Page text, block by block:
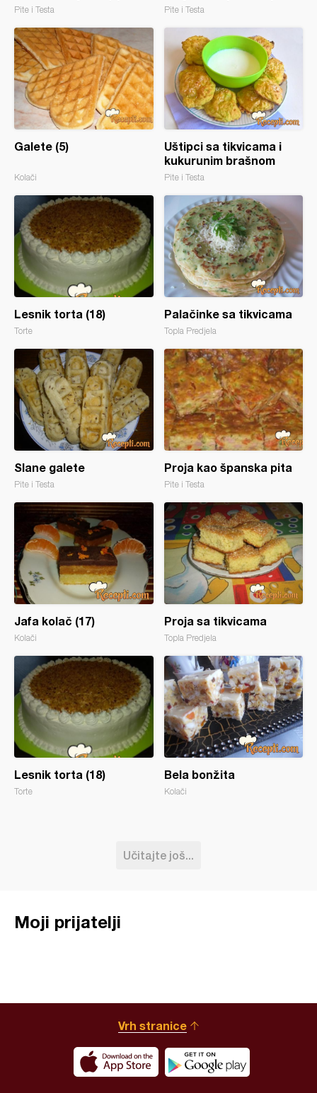
Pite i Testa Pite i Testa
Galete (5)
Kolači
Uštipci sa tikvicama i
kukurunim brašnom
Pite i Testa
Lesnik torta (18)
Torte
Palačinke sa tikvicama
Topla Predjela
Slane galete
Pite i Testa
Proja kao španska pita
Pite i Testa
Jafa kolač (17)
Kolači
Proja sa tikvicama
Topla Predjela
Lesnik torta (18)
Torte
Bela bonžita
Kolači
Učitajte još...
Moji prijatelji
Vrh stranice